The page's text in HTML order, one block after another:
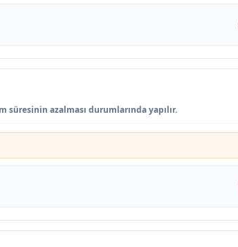
azalması durumlarında yapılır.